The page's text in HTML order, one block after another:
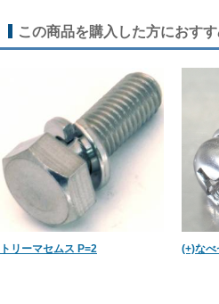
この商品を購入した方におす
トリーマセムス P=2 (+)なべ